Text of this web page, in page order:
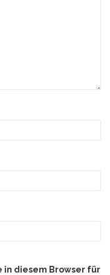
in diesem Browser für